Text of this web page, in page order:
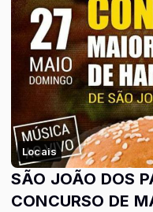
Locais
SÃO JOÃO DOS
CONCURSO DE